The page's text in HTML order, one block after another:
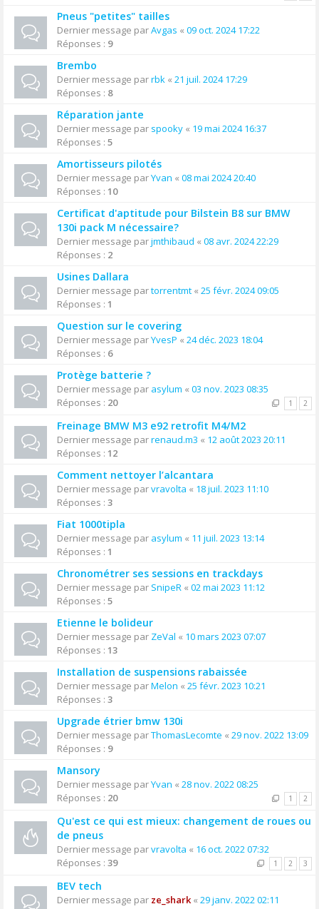
Pneus "petites" tailles
Dernier message parAvgas « 09 oct. 2024 17:22
Réponses : 9
Brembo
Dernier message parrbk « 21 juil. 2024 17:29
Réponses : 8
Réparation jante
Dernier message par spooky « 19 mai 2024 16:37
Réponses : 5
Amortisseurs pilotés
Dernier message parYvan « 08 mai 2024 20:40
Réponses : 10
Certificat d'aptitude pour Bilstein B8 sur BMW
130i pack M nécessaire?
Dernier message parjmthibaud « 08 avr. 2024 22:29
Réponses : 2
Usines Dallara
Dernier message partorrentmt « 25 févr. 2024 09:05
Réponses : 1
Question sur le covering
Dernier message parYvesP « 24 déc. 2023 18:04
Réponses : 6
Protège batterie ?
Dernier message par asylum « 03 nov. 2023 08:35
Réponses : 20 1 2
Freinage BMW M3 e92 retrofit M4/M2
Dernier message parrenaud.m3 « 12 août 2023 20:11
Réponses : 12
Comment nettoyer l’alcantara
Dernier message parvravolta « 18 juil. 2023 11:10
Réponses : 3
Fiat 1000tipla
Dernier message par asylum « 11 juil. 2023 13:14
Réponses : 1
Chronométrer ses sessions en trackdays
Dernier message par SnipeR « 02 mai 2023 11:12
Réponses : 5
Etienne le bolideur
Dernier message par ZeVal « 10 mars 2023 07:07
Réponses : 13
Installation de suspensions rabaissée
Dernier message parMelon « 25 févr. 2023 10:21
Réponses : 3
Upgrade étrier bmw 130i
Dernier message parThomasLecomte « 29 nov. 2022 13:09
Réponses : 9
Mansory
Dernier message parYvan « 28 nov. 2022 08:25
Réponses : 20 1 2
Qu'est ce qui est mieux: changement de roues ou
de pneus
Dernier message parvravolta « 16 oct. 2022 07:32
Réponses : 39 1 2 3
BEV tech
Dernier message par ze_shark« 29 janv. 2022 02:11